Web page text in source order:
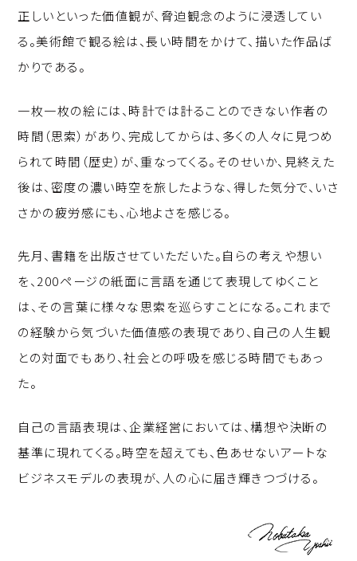
正しいといった価値観が、脅迫観念のように浸透してい
る。美術館で観る絵は、長い時間をかけて、描いた作品ば
かりである。
一枚一枚の絵には、時計では計ることのできない作者の
時間（思索）があり、完成してからは、多くの人々に見つめ
られて時間（歴史）が、重なってくる。そのせいか、見終えた
後は、密度の濃い時空を旅したような、得した気分で、いさ
さかの疲労感にも、心地よさを感じる。
先月、書籍を出版させていただいた。自らの考えや想い
を、200ページの紙面に言語を通じて表現してゆくこと
は、その言葉に様々な思索を巡らすことになる。これまで
の経験から気づいた価値感の表現であり、自己の人生観
との対面でもあり、社会との呼吸を感じる時間でもあっ
た。
自己の言語表現は、企業経営においては、構想や決断の
基準に現れてくる。時空を超えても、色あせないアートな
ビジネスモデルの表現が、人の心に届き輝きつづける。